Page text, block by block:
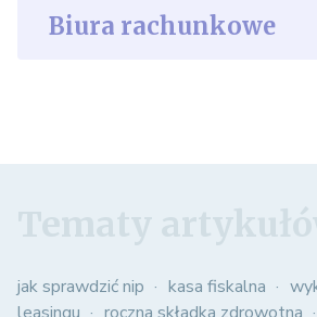
Biura rachunkowe
jak sprawdzić nip kasa fiskalna